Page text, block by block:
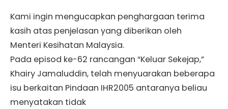
Kami ingin mengucapkan penghargaan terima
kasih atas penjelasan yang diberikan oleh
Menteri Kesihatan Malaysia.
Pada episod ke-62 rancangan “Keluar Sekejap,”
Khairy Jamaluddin, telah menyuarakan beberapa
isu berkaitan Pindaan IHR2005 antaranya beliau
menyatakan tidak